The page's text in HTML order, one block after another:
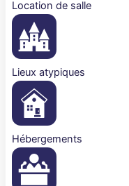
Location de salle
Lieux atypiques
Hébergements